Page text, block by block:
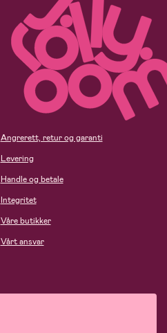
Angrerett, retur og garanti
Levering
Handle og betale
Integritet
Våre butikker
Vårt ansvar